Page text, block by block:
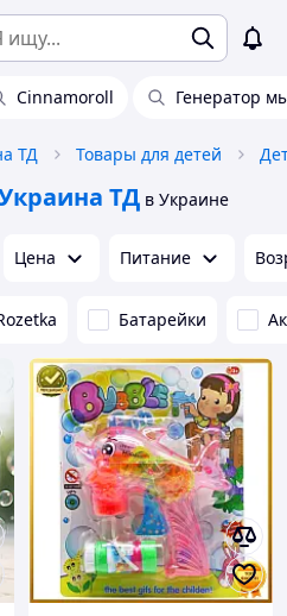
Cinnamoroll Генератор
ТД Товары для детей
ТД в Украине
Цена Питание
Батарейки